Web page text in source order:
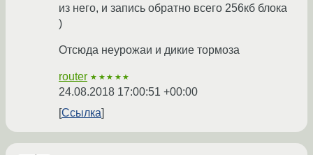
из него, и запись обратно всего 256кб блока
)
Отсюда неурожаи и дикие тормоза
router ★★★★★
24.08.2018 17:00:51 +00:00
Ссылка